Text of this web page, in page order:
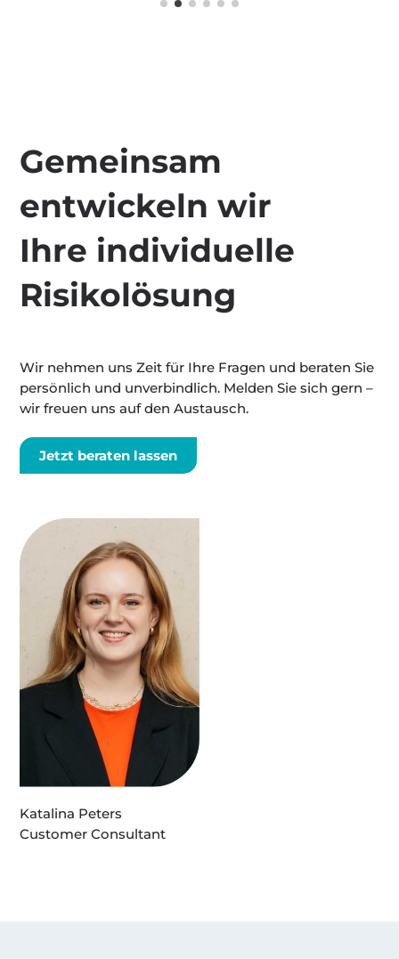
Gemeinsam
entwickeln wir
Ihre individuelle
Risikolösung
Wir nehmen uns Zeit für Ihre Fragen und beraten Sie
persönlich und unverbindlich. Melden Sie sich gern –
wir freuen uns auf den Austausch.
Jetzt beraten lassen
Katalina Peters
Customer Consultant